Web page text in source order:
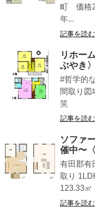
町 価格
年...
記事を読む
リホー
ぶやき〉
#哲学的
間取り図
笑
記事を読む
ソファ
催中〜
有田郡有
取り
123.33㎡
記事を読む